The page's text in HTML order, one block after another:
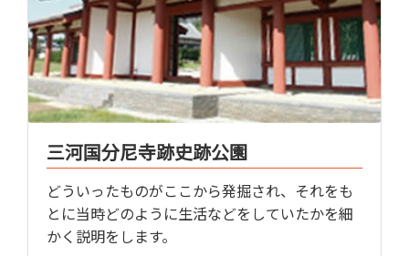
三河国分尼寺跡史跡公園
どういったものがここから発掘され、それをも
とに当時どのように生活などをしていたかを細
かく説明をします。